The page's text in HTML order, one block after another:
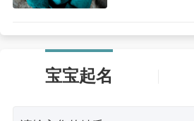
宝宝起名